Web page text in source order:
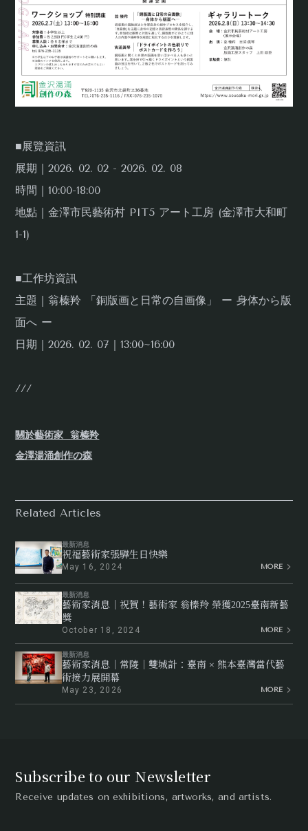
■展覽資訊
展期｜2026. 02. 02 - 2026. 02. 08
時間｜10:00-18:00
地點｜金澤市民藝術村 PIT5 アート工房 (金澤市大和町
1-1)
■工作坊資訊
主題｜翁榛羚 「銅版画と⽇常の⾃画像」 ー ⾝体から版
⾯へ ー
日期｜2026. 02. 07｜13:00~16:00
///
關於藝術家 翁榛羚
金澤湯涌創作の森
Related Articles
最新消息
祝福藝術家張驊生日快樂
May 16, 2024 MORE
最新消息
藝術家消息｜祝賀！藝術家 翁榛羚 榮獲2025臺南新藝
獎
October 18, 2024 MORE
最新消息
藝術家消息｜常陵｜雙城計：臺南 × 熊本臺灣當代藝
術接力展開幕
May 23, 2026 MORE
Subscribe to our Newsletter
Receive updates on exhibitions, artworks, and artists.